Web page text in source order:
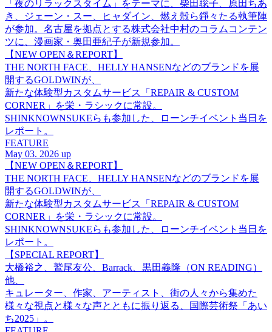
「夜のリラックスタイム」をテーマに、柴田聡子、原田ちあ
き、ジェーン・スー、ヒャダイン、燃え殻ら錚々たる執筆陣
が参加。名古屋を拠点とする株式会社中村のコラムコンテン
ツに、漫画家・奥田亜紀子が新規参加。
【NEW OPEN＆REPORT】
THE NORTH FACE、HELLY HANSENなどのブランドを展
開するGOLDWINが、
新たな体験型カスタムサービス「REPAIR & CUSTOM
CORNER」を栄・ラシックに常設。
SHINKNOWNSUKEらも参加した、ローンチイベント当日を
レポート。
FEATURE
May 03. 2026 up
【NEW OPEN＆REPORT】
THE NORTH FACE、HELLY HANSENなどのブランドを展
開するGOLDWINが、
新たな体験型カスタムサービス「REPAIR & CUSTOM
CORNER」を栄・ラシックに常設。
SHINKNOWNSUKEらも参加した、ローンチイベント当日を
レポート。
【SPECIAL REPORT】
大橋裕之、鷲尾友公、Barrack、黒田義隆（ON READING）
他、
キュレーター、作家、アーティスト、街の人々から集めた
様々な視点と様々な声とともに振り返る、国際芸術祭「あい
ち2025」。